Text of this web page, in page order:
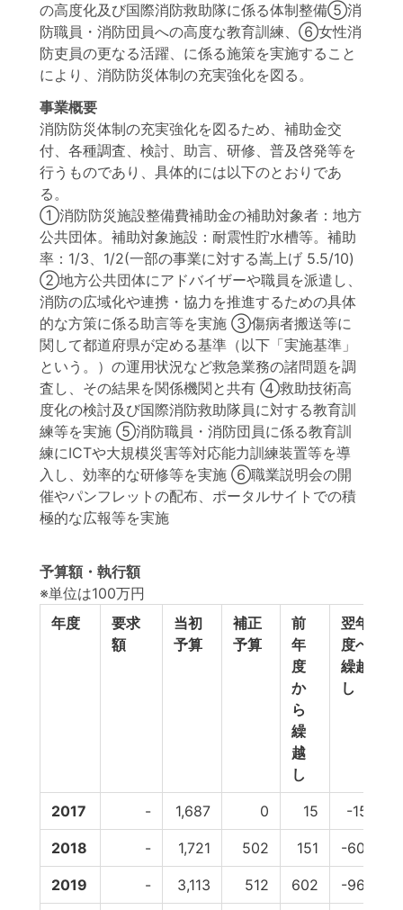
の高度化及び国際消防救助隊に係る体制整備⑤消
防職員・消防団員への高度な教育訓練、⑥女性消
防吏員の更なる活躍、に係る施策を実施すること
により、消防防災体制の充実強化を図る。
事業概要
消防防災体制の充実強化を図るため、補助金交
付、各種調査、検討、助言、研修、普及啓発等を
行うものであり、具体的には以下のとおりであ
る。
①消防防災施設整備費補助金の補助対象者：地方
公共団体。補助対象施設：耐震性貯水槽等。補助
率：1/3、1/2(一部の事業に対する嵩上げ 5.5/10)
②地方公共団体にアドバイザーや職員を派遣し、
消防の広域化や連携・協力を推進するための具体
的な方策に係る助言等を実施 ③傷病者搬送等に
関して都道府県が定める基準（以下「実施基準」
という。）の運用状況など救急業務の諸問題を調
査し、その結果を関係機関と共有 ④救助技術高
度化の検討及び国際消防救助隊員に対する教育訓
練等を実施 ⑤消防職員・消防団員に係る教育訓
練にICTや大規模災害等対応能力訓練装置等を導
入し、効率的な研修等を実施 ⑥職業説明会の開
催やパンフレットの配布、ポータルサイトでの積
極的な広報等を実施
予算額・執行額
※単位は100万円
年度
要求
額
当初
予算
補正
予算
前
年
度
か
ら
繰
越
し
翌年
度へ
繰越
し
2017 - 1,687 0 15 -151
2018 - 1,721 502 151 -602
2019 - 3,113 512 602 -962